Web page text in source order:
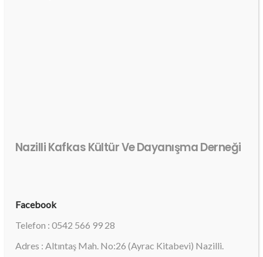
Nazilli Kafkas Kültür Ve Dayanışma Derneği
Facebook
Telefon : 0542 566 99 28
Adres : Altıntaş Mah. No:26 (Ayrac Kitabevi) Nazilli.